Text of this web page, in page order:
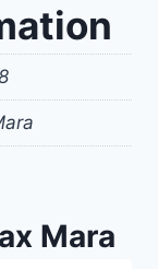
Mara